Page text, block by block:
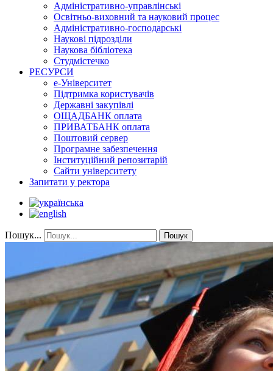
Адміністративно-управлінські
Освітньо-виховний та науковий процес
Адміністративно-господарські
Наукові підрозділи
Наукова бібліотека
Студмістечко
РЕСУРСИ
е-Університет
Підтримка користувачів
Державні закупівлі
ОЩАДБАНК оплата
ПРИВАТБАНК оплата
Поштовий сервер
Програмне забезпечення
Інституційний репозитарій
Сайти університету
Запитати у ректора
Пошук... Пошук